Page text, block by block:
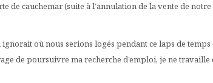
de cauchemar (suite à l’annulation de la vente de
où nous serions logés pendant ce laps de
de poursuivre ma recherche d’emploi, je ne